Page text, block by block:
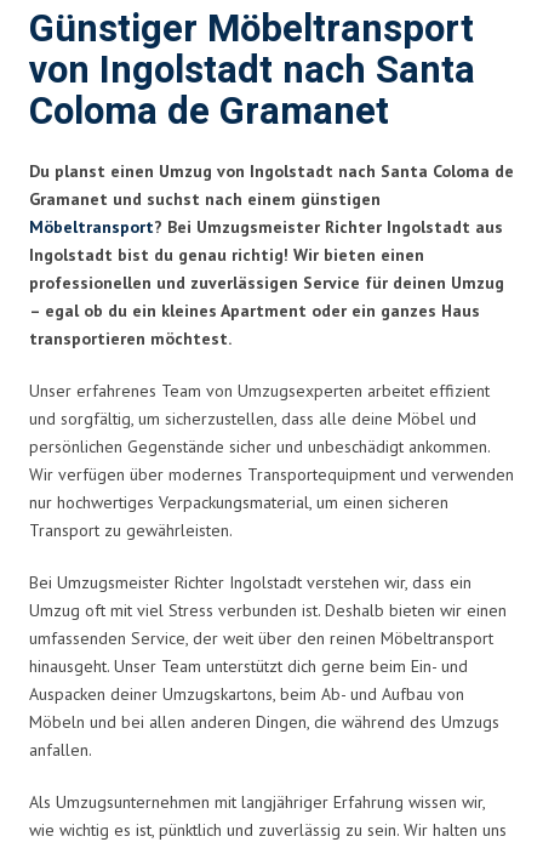
Günstiger Möbeltransport
von Ingolstadt nach Santa
Coloma de Gramanet
Du planst einen Umzug von Ingolstadt nach Santa Coloma de
Gramanet und suchst nach einem günstigen
Möbeltransport? Bei Umzugsmeister Richter Ingolstadt aus
Ingolstadt bist du genau richtig! Wir bieten einen
professionellen und zuverlässigen Service für deinen Umzug
– egal ob du ein kleines Apartment oder ein ganzes Haus
transportieren möchtest.
Unser erfahrenes Team von Umzugsexperten arbeitet effizient
und sorgfältig, um sicherzustellen, dass alle deine Möbel und
persönlichen Gegenstände sicher und unbeschädigt ankommen.
Wir verfügen über modernes Transportequipment und verwenden
nur hochwertiges Verpackungsmaterial, um einen sicheren
Transport zu gewährleisten.
Bei Umzugsmeister Richter Ingolstadt verstehen wir, dass ein
Umzug oft mit viel Stress verbunden ist. Deshalb bieten wir einen
umfassenden Service, der weit über den reinen Möbeltransport
hinausgeht. Unser Team unterstützt dich gerne beim Ein- und
Auspacken deiner Umzugskartons, beim Ab- und Aufbau von
Möbeln und bei allen anderen Dingen, die während des Umzugs
anfallen.
Als Umzugsunternehmen mit langjähriger Erfahrung wissen wir,
wie wichtig es ist, pünktlich und zuverlässig zu sein. Wir halten uns